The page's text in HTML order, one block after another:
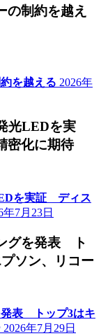
の制約を越え
を越える 2026年
光LEDを実
密化に期待
を実証 ディス
年7月23日
グを発表 ト
ソン、リコー
発表 トップ3はキ
2026年7月29日